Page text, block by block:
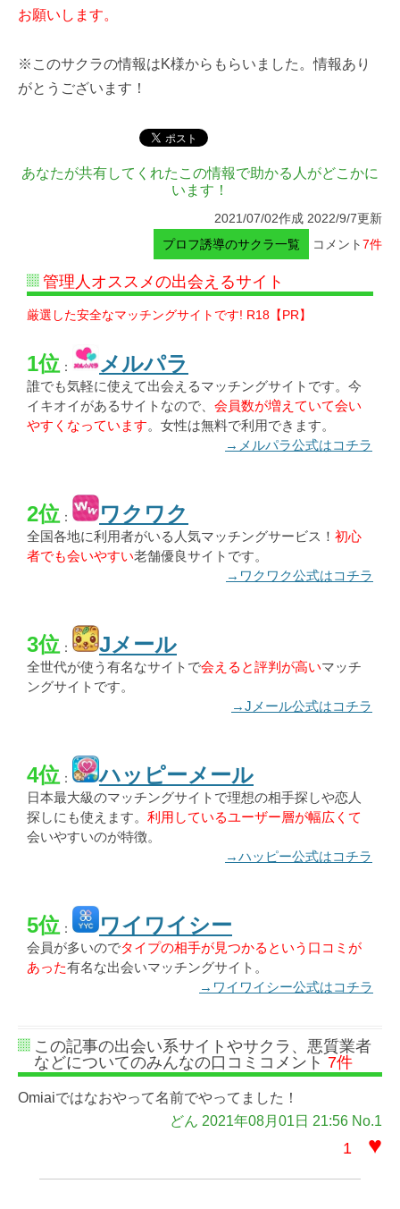
お願いします。
※このサクラの情報はK様からもらいました。情報あり
がとうございます！
あなたが共有してくれたこの情報で助かる人がどこかに
います！
2021/07/02作成 2022/9/7更新
プロフ誘導のサクラ一覧
コメント7件
管理人オススメの出会えるサイト
厳選した安全なマッチングサイトです! R18【PR】
1位 ： メルパラ
誰でも気軽に使えて出会えるマッチングサイトです。今
イキオイがあるサイトなので、 会員数が増えていて会い
やすくなっています。女性は無料で利用できます。
→メルパラ公式はコチラ
2位 ： ワクワク
全国各地に利用者がいる人気マッチングサービス！ 初心
者でも会いやすい老舗優良サイトです。
→ワクワク公式はコチラ
3位 ： Jメール
全世代が使う有名なサイトで会えると評判が高いマッチ
ングサイトです。
→Jメール公式はコチラ
4位 ： ハッピーメール
日本最大級のマッチングサイトで理想の相手探しや恋人
探しにも使えます。 利用しているユーザー層が幅広くて
会いやすいのが特徴。
→ハッピー公式はコチラ
5位 ： ワイワイシー
会員が多いのでタイプの相手が見つかるという口コミが
あった有名な出会いマッチングサイト。
→ワイワイシー公式はコチラ
この記事の出会い系サイトやサクラ、悪質業者
などについてのみんなの口コミコメント 7件
Omiaiではなおやって名前でやってました！
どん 2021年08月01日 21:56 No.1
1 ♥